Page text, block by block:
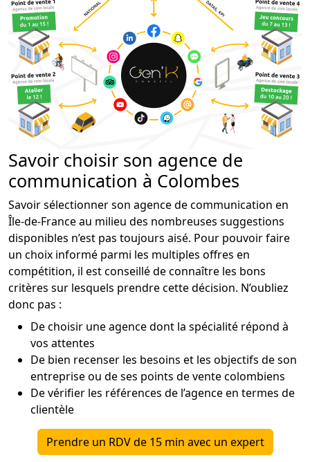
Savoir choisir son agence de
communication à Colombes
Savoir sélectionner son agence de communication en
Île-de-France au milieu des nombreuses suggestions
disponibles n’est pas toujours aisé. Pour pouvoir faire
un choix informé parmi les multiples offres en
compétition, il est conseillé de connaître les bons
critères sur lesquels prendre cette décision. N’oubliez
donc pas :
De choisir une agence dont la spécialité répond à
vos attentes
De bien recenser les besoins et les objectifs de son
entreprise ou de ses points de vente colombiens
De vérifier les références de l’agence en termes de
clientèle
Prendre un RDV de 15 min avec un expert